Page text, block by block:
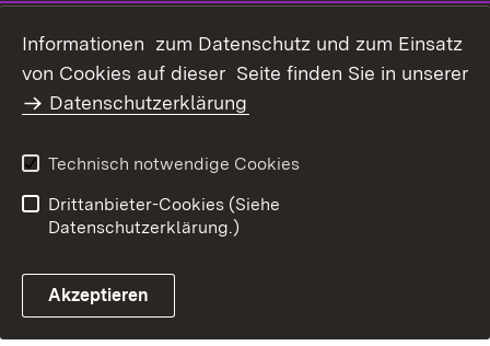
Barrierefreiheit
Benutzungshinweise
Impressum
Informationen zum Datenschutz und zum Einsatz
von Cookies auf dieser Seite finden Sie in unserer
Datenschutzerklärung
Technisch notwendige Cookies
Drittanbieter-Cookies (Siehe
Datenschutzerklärung.)
Akzeptieren